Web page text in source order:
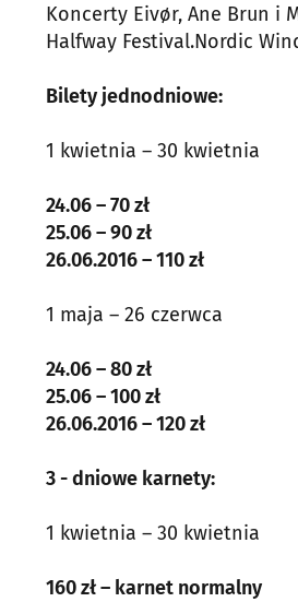
Koncerty Eivør, Ane Brun i
Halfway Festival.Nordic
Bilety jednodniowe:
1 kwietnia – 30 kwietnia
24.06 – 70 zł
25.06 – 90 zł
26.06.2016 – 110 zł
1 maja – 26 czerwca
24.06 – 80 zł
25.06 – 100 zł
26.06.2016 – 120 zł
3 - dniowe karnety:
1 kwietnia – 30 kwietnia
160 zł – karnet normalny